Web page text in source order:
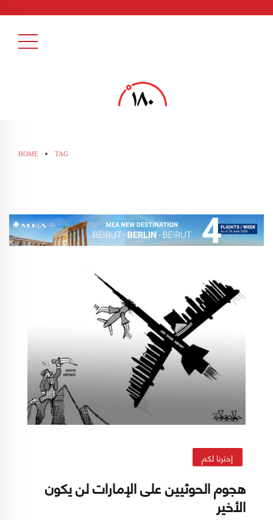
HOME TAG
إخترنا لكم
هجوم الحوثيين على الإمارات لن يكون
الأخير